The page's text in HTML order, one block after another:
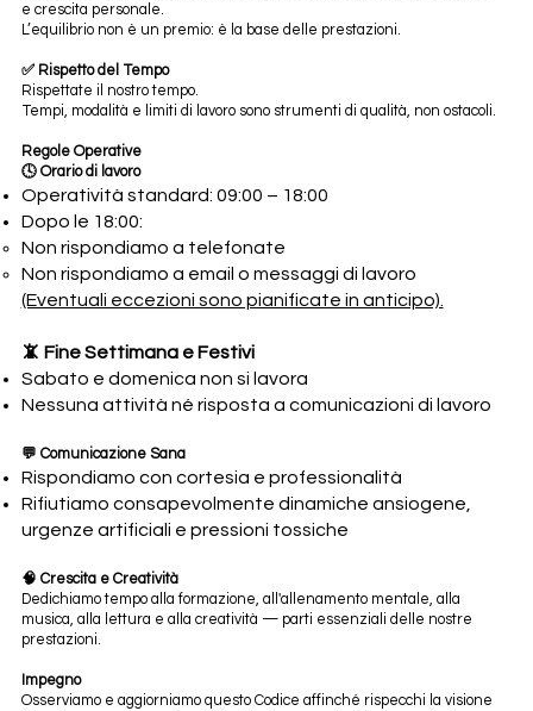
e crescita personale.
L’equilibrio non è un premio: è la base delle prestazioni.
✅ Rispetto del Tempo
Rispettate il nostro tempo.
Tempi, modalità e limiti di lavoro sono strumenti di qualità, non ostacoli.
Regole Operative
🕓 Orario di lavoro
Operatività standard: 09:00 – 18:00
Dopo le 18:00:
Non rispondiamo a telefonate
Non rispondiamo a email o messaggi di lavoro
(Eventuali eccezioni sono pianificate in anticipo).
📵 Fine Settimana e Festivi
Sabato e domenica non si lavora
Nessuna attività né risposta a comunicazioni di lavoro
💬 Comunicazione Sana
Rispondiamo con cortesia e professionalità
Rifiutiamo consapevolmente dinamiche ansiogene,
urgenze artificiali e pressioni tossiche
🧠 Crescita e Creatività
Dedichiamo tempo alla formazione, all'allenamento mentale, alla
musica, alla lettura e alla creatività — parti essenziali delle nostre
prestazioni.
Impegno
Osserviamo e aggiorniamo questo Codice affinché rispecchi la visione